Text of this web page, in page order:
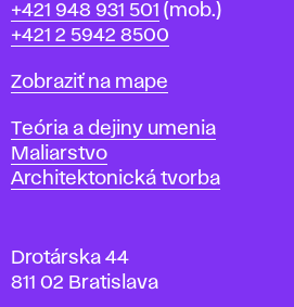
r
a
i
l
a
v
Telefón
+421 948 931 501 (mob.)
+421 2 5942 8500
Mapa
Zobraziť na mape
Katedry
Teória a dejiny umenia
Maliarstvo
Architektonická tvorba
Drotárska 44
811 02 Bratislava